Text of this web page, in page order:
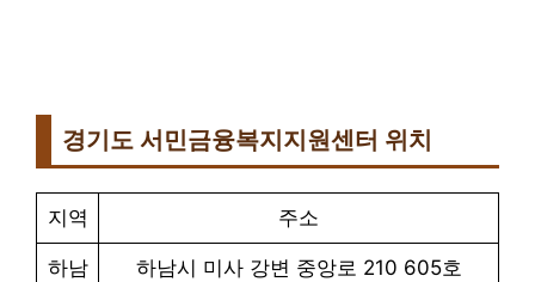
경기도 서민금융복지지원센터 위치
지역 주소
하남 하남시 미사 강변 중앙로 210 605호